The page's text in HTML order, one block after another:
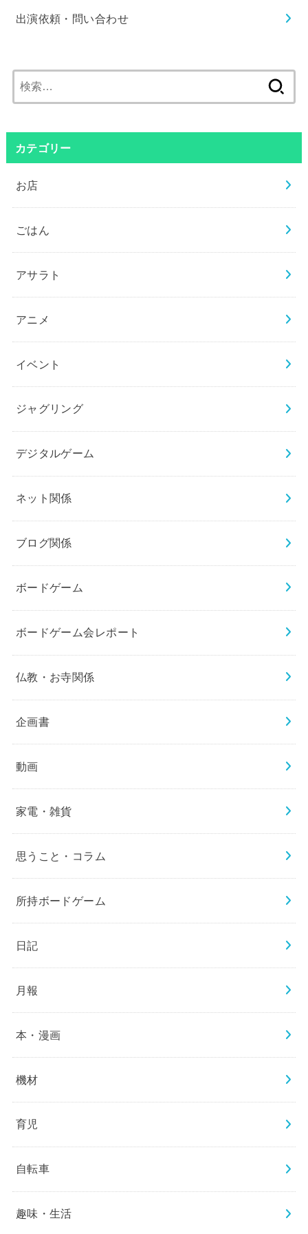
出演依頼・問い合わせ
索:
カテゴリー
お店
ごはん
アサラト
アニメ
イベント
ジャグリング
デジタルゲーム
ネット関係
ブログ関係
ボードゲーム
ボードゲーム会レポート
仏教・お寺関係
企画書
動画
家電・雑貨
思うこと・コラム
所持ボードゲーム
日記
月報
本・漫画
機材
育児
自転車
趣味・生活